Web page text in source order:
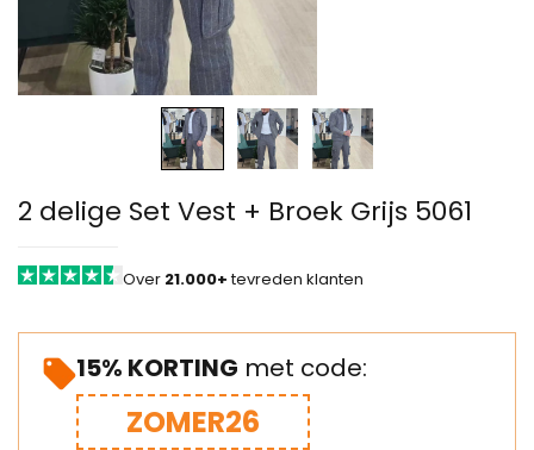
2 delige Set Vest + Broek Grijs 5061
Over 21.000+tevreden klanten
15% KORTING met code:
ZOMER26